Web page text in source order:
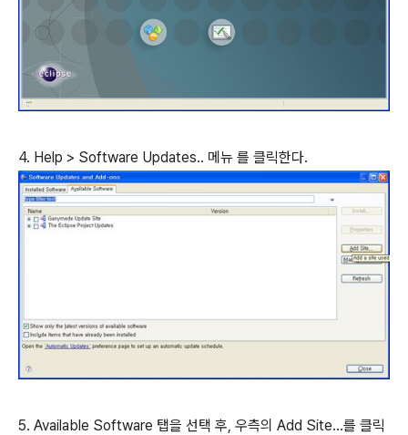
4. Help > Software Updates.. 메뉴 를 클릭한다.
5. Available Software 탭을 선택 후, 우측의 Add Site...를 클릭